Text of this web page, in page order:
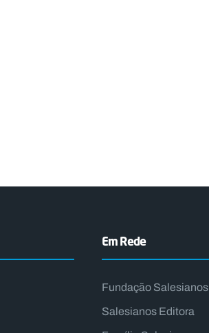
Em Rede
Fundação Salesianos
Salesianos Editora